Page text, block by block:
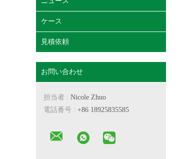
ケース
見積依頼
お問い合わせ
担当者 : Nicole Zhuo
電話番号 : +86 18925835585